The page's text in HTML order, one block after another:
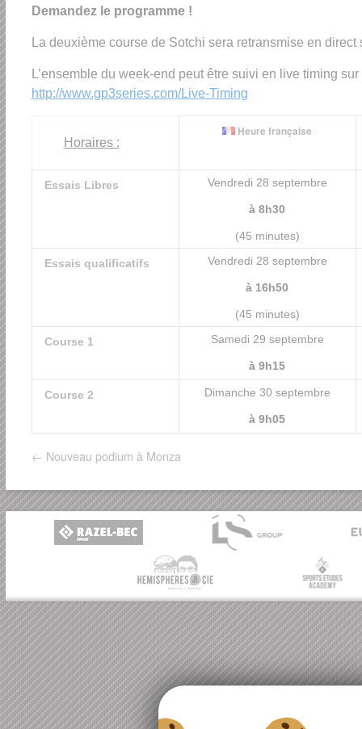
Demandez le programme !
La deuxième course de Sotchi sera retransmise en direct
L’ensemble du week-end peut être suivi en live timing sur
http://www.gp3series.com/Live-Timing
Horaires :
Heure française
Essais Libres Vendredi 28 septembre
à 8h30
(45 minutes)
Essais qualificatifs Vendredi 28 septembre
à 16h50
(45 minutes)
Course 1 Samedi 29 septembre
à 9h15
Course 2 Dimanche 30 septembre
à 9h05
← Nouveau podium à Monza